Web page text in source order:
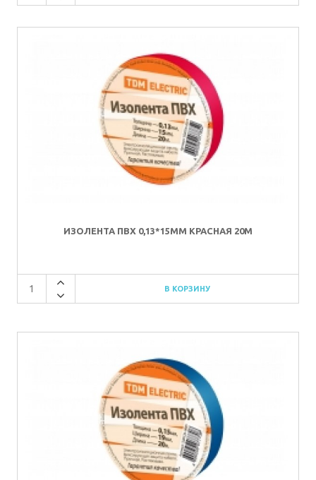
ИЗОЛЕНТА ПВХ 0,13*15ММ КРАСНАЯ 20М